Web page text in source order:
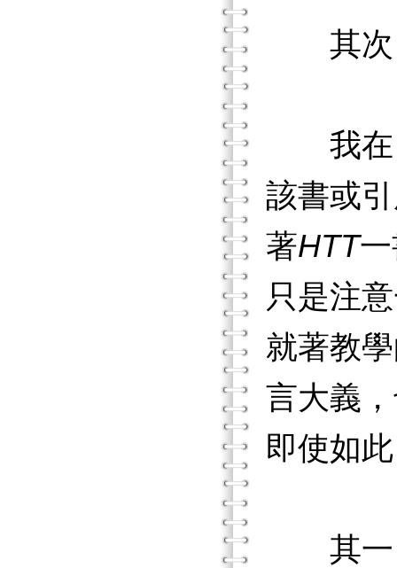
其次
我在〈
該書或
著HTT
只是注
就著教
言大義
即使如
其一，